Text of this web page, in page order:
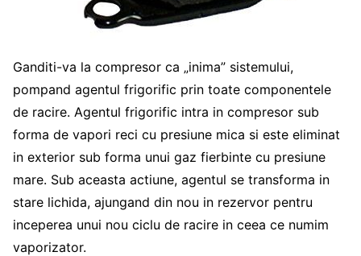
Ganditi-va la compresor ca „inima” sistemului,
pompand agentul frigorific prin toate componentele
de racire. Agentul frigorific intra in compresor sub
forma de vapori reci cu presiune mica si este eliminat
in exterior sub forma unui gaz fierbinte cu presiune
mare. Sub aceasta actiune, agentul se transforma in
stare lichida, ajungand din nou in rezervor pentru
inceperea unui nou ciclu de racire in ceea ce numim
vaporizator.